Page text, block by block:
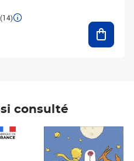
(14)
consulté
Prix 7,50€